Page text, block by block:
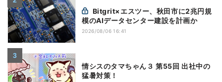
模のAIデータセンター建設を計画か
2026/08/06 16:41
情シスのタマちゃん３ 第55回 出社中の
猛暑対策！